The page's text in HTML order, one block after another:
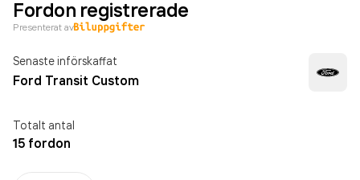
Fordon registrerade
Presenterat av
Senaste införskaffat
Ford Transit Custom
Totalt antal
15 fordon